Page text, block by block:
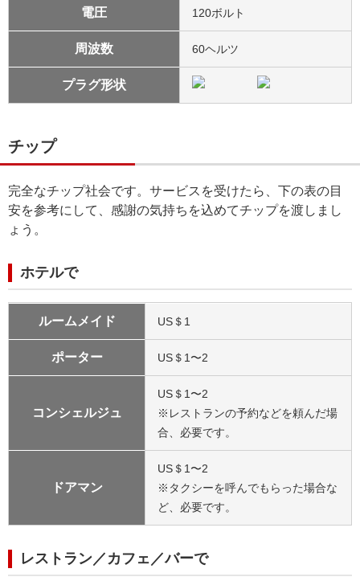
電圧 120ボルト
周波数 60ヘルツ
プラグ形状
チップ
完全なチップ社会です。サービスを受けたら、下の表の目
安を参考にして、感謝の気持ちを込めてチップを渡しまし
ょう。
ホテルで
ルームメイド US＄1
ポーター US＄1〜2
コンシェルジュ
US＄1〜2
※レストランの予約などを頼んだ場
合、必要です。
ドアマン
US＄1〜2
※タクシーを呼んでもらった場合な
ど、必要です。
レストラン／カフェ／バーで